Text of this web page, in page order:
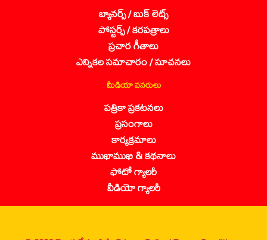
బ్యానర్స్ / బుక్ లెట్స్
పోస్టర్స్ / కరపత్రాలు
ప్రచార గీతాలు
ఎన్నికల సమాచారం / సూచనలు
మీడియా వనరులు
పత్రికా ప్రకటనలు
ప్రసంగాలు
కార్యక్రమాలు
ముఖాముఖి & కథనాలు
ఫోటో గ్యాలరీ
వీడియో గ్యాలరీ